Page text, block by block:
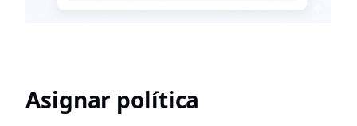
Asignar política